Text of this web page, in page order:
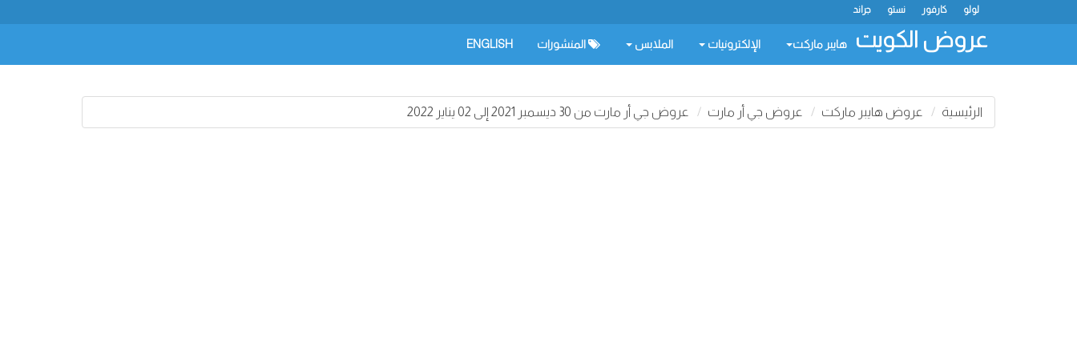
جراند نستو كارفور لولو
عروض الكويت هايبر ماركت الإلكترونيات الملابس المنشورات ENGLISH
الرئيسية عروض هايبر ماركت عروض جي أر مارت عروض جي أر مارت من 30 ديسمبر 2021 إلى 02 يناير 2022